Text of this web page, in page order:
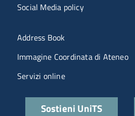
Social Media policy
Menu portale
Address Book
Immagine Coordinata di Ateneo
Servizi online
Quick linksSostieni UniTS